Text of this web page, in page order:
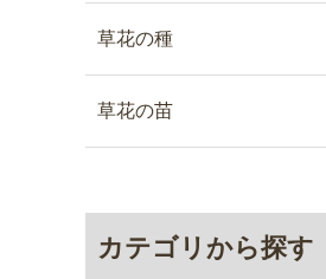
草花の種
草花の苗
カテゴリから探す